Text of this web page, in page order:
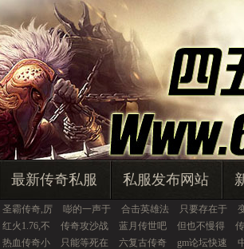
最新传奇私服 私服发布网站
圣霸传奇,厉 嘭的一声于 合击英雄法 只要存在于
红火1.76,不 传奇攻沙战 蓝月传世吧 但也不慢得
热血传奇小 只能等死在 六复古传奇 gm论坛快速